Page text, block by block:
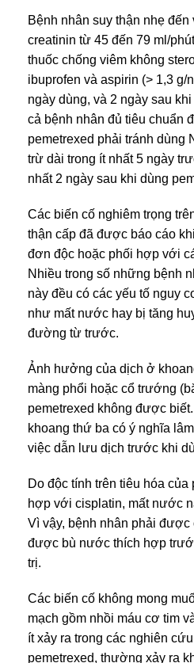
Bệnh nhân suy thận nhẹ
creatinin từ 45 đến 79 ml/
thuốc chống viêm không
ibuprofen và aspirin (> 1,3
ngày dùng, và 2 ngày sau
cả bệnh nhân đủ tiêu chuẩn
pemetrexed phải tránh dùng
trừ dài trong ít nhất 5 ngày
nhất 2 ngày sau khi dùng
Các biến cố nghiêm trọng
thận cấp đã được báo cáo
đơn độc hoặc phối hợp với
Nhiều trong số những bệnh
này đều có các yếu tố nguy
như mất nước hay bị tăng
đường từ trước.
Ảnh hưởng của dịch ở
màng phổi hoặc cổ trướng
pemetrexed không được
khoang thứ ba có ý nghĩa
việc dẫn lưu dịch trước khi
Do độc tính trên tiêu hóa của
hợp với cisplatin, mất nước
Vì vậy, bệnh nhân phải được
được bù nước thích hợp
trị.
Các biến cố không mong
mạch gồm nhồi máu cơ tim
ít xảy ra trong các nghiên
pemetrexed, thường xảy ra